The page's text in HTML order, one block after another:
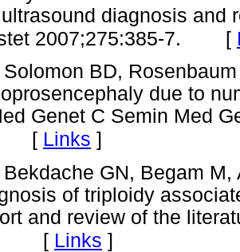
diagnosis and
2007;275:385-7. [
Solomon BD,
due to
Genet C Semin Med
Links ]
Bekdache GN, Begam
of triploidy
and review of the
[ Links ]